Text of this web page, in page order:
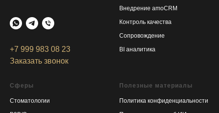
+7 999 983 08 23
Заказать звонок
Внедрение amoCRM
Контроль качества
Сопровождение
BI аналитика
Сферы
Стоматологии
Полезные материалы
Политика конфиденциальности